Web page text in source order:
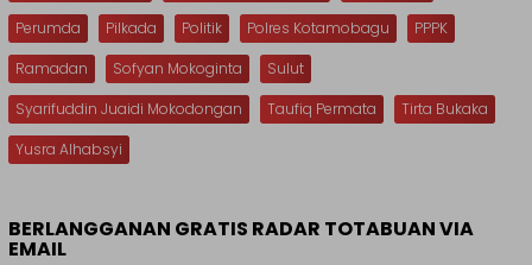
Perumda
Pilkada Politik Polres Kotamobagu
PPPK
Ramadan
Sofyan Mokoginta
Sulut
Syarifuddin Juaidi Mokodongan
Taufiq Permata
Tirta Bukaka
Yusra Alhabsyi
BERLANGGANAN GRATIS RADAR TOTABUAN VIA
EMAIL